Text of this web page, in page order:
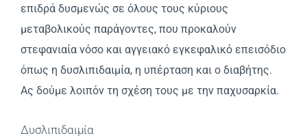
επιδρά δυσμενώς σε όλους τους κύριους
μεταβολικούς παράγοντες, που προκαλούν
στεφανιαία νόσο και αγγειακό εγκεφαλικό επεισόδιο
όπως η δυσλιπιδαιμία, η υπέρταση και ο διαβήτης.
Ας δούμε λοιπόν τη σχέση τους με την παχυσαρκία.
Δυσλιπιδαιμία